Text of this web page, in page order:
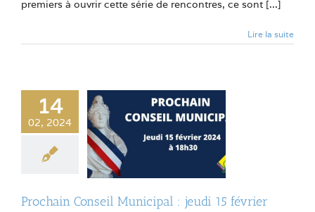
premiers à ouvrir cette série de rencontres, ce sont [...]
Lire la suite
14
02, 2024
Prochain Conseil Municipal : jeudi 15 février